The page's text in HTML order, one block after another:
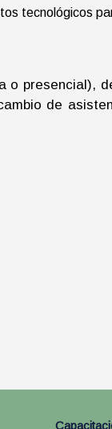
tecnológicos
o presencial),
de